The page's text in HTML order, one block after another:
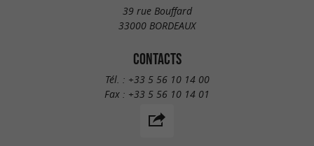
39 rue Bouffard
33000 BORDEAUX
CONTACTS
Tél. : +33 5 56 10 14 00
Fax : +33 5 56 10 14 01